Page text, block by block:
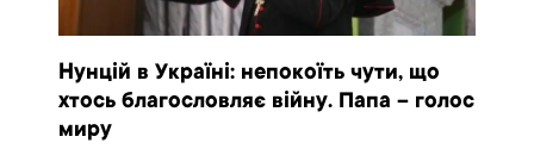
Нунцій в Україні: непокоїть чути, що
хтось благословляє війну. Папа – голос
миру